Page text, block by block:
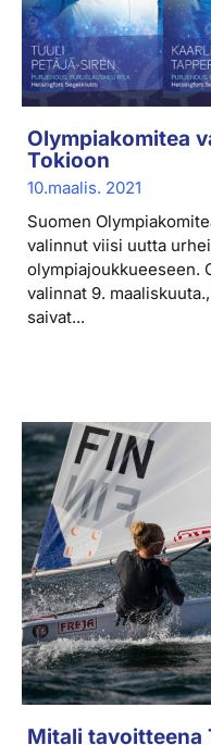
Olympiakomitea
Tokioon
10.maalis. 2021
Suomen
valinnut viisi uutta
olympiajoukkueeseen.
valinnat 9.
saivat...
Mitali tavoitteena